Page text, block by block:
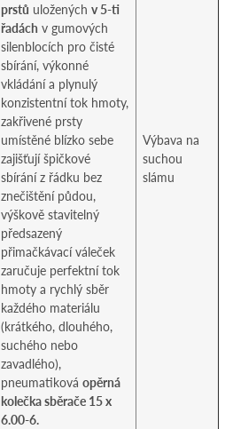
prstů uložených v 5-ti
řadách v gumových
silenblocích pro čisté
sbírání, výkonné
vkládání a plynulý
konzistentní tok hmoty,
zakřivené prsty
umístěné blízko sebe
zajišťují špičkové
sbírání z řádku bez
znečištění půdou,
výškově stavitelný
předsazený
přimačkávací váleček
zaručuje perfektní tok
hmoty a rychlý sběr
každého materiálu
(krátkého, dlouhého,
suchého nebo
zavadlého),
pneumatiková opěrná
kolečka sběrače 15 x
6.00-6.
Výbava na
suchou
slámu